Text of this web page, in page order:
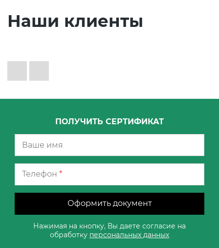
Наши клиенты
ПОЛУЧИТЬ СЕРТИФИКАТ
Телефон *
Оформить документ
Нажимая на кнопку, Вы даете согласие на
обработку персональных данных